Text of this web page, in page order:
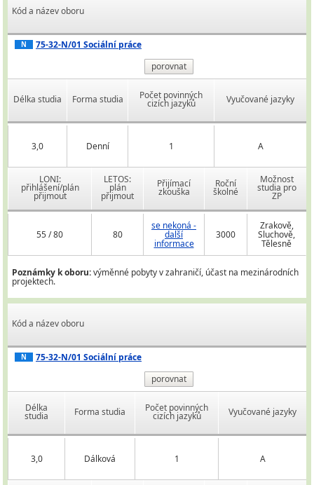
Kód a název oboru
N
75-32-N/01 Sociální práce
porovnat
Délka studia Forma studia Počet povinných
cizích jazyků Vyučované jazyky
3,0 Denní 1 A
LONI:
přihlášení/plán
přijmout
LETOS:
plán
přijmout
Přijímací
zkouška
Roční
školné
Možnost
studia pro
ZP
55 / 80 80
se nekoná -
další
informace
3000
Zrakově,
Sluchově,
Tělesně
Poznámky k oboru:výměnné pobyty v zahraničí, účast na mezinárodních
projektech.
Kód a název oboru
N
75-32-N/01 Sociální práce
porovnat
Délka
studia Forma studia Počet povinných
cizích jazyků Vyučované jazyky
3,0 Dálková 1 A